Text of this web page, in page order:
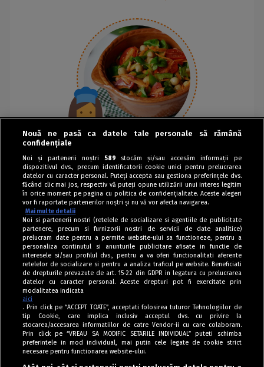
Tag index
Program Antena 1
Nouă ne pasă ca datele tale personale să rămână
confidențiale
Noi și partenerii noștri 589 stocăm și/sau accesăm informații pe
dispozitivul dvs., precum identificatorii cookie unici pentru prelucrarea
datelor cu caracter personal. Puteți accepta sau gestiona preferințele dvs.
făcând clic mai jos, respectiv vă puteți opune utilizării unui interes legitim
în orice moment pe pagina cu politica de confidențialitate. Aceste alegeri
vor fi raportate partenerilor noștri și nu vă vor afecta navigarea.
Mai multe detalii
Noi si partenerii nostri (retelele de socializare si agentiile de publicitate
partenere, precum si furnizorii nostri de servicii de date analitice)
prelucram date pentru a permite website-ului sa functioneze, pentru a
personaliza continutul si anunturile publicitare afisate in functie de
interesele si/sau profilul dvs., pentru a va oferi functionalitati aferente
retelelor de socializare si pentru a analiza traficul pe website. Beneficiati
de drepturile prevazute de art. 15-22 din GDPR in legatura cu prelucrarea
datelor cu caracter personal. Aceste drepturi pot fi exercitate prin
modalitatea indicata
aici
. Prin click pe “ACCEPT TOATE”, acceptati folosirea tuturor Tehnologiilor de
tip Cookie, care implica inclusiv acceptul dvs. cu privire la
stocarea/accesarea informatiilor de catre Vendor-ii cu care colaboram.
Prin click pe “VREAU SA MODIFIC SETARILE INDIVIDUAL” puteti schimba
preferintele in mod individual, mai putin cele legate de cookie strict
necesare pentru functionarea website-ului.